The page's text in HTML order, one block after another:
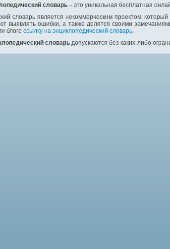
словарь – это уникальная бесплатная
словарь является некоммерческим проектом,
выявлять ошибки, а также делятся своими
блоге ссылку на энциклопедический словарь.
словарь допускаются без каких-либо